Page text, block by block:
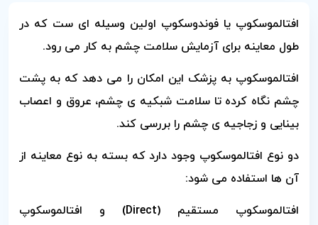
افتالموسکوپ یا فوندوسکوپ اولین وسیله ای ست که در
طول معاینه برای آزمایش سلامت چشم به کار می رود.
افتالموسکوپ به پزشک این امکان را می دهد که به پشت
چشم نگاه کرده تا سلامت شبکیه ی چشم، عروق و اعصاب
بینایی و زجاجیه ی چشم را بررسی کند.
دو نوع افتالموسکوپ وجود دارد که بسته به نوع معاینه از
آن ها استفاده می شود:
افتالموسکوپ مستقیم (Direct) و افتالموسکوپ